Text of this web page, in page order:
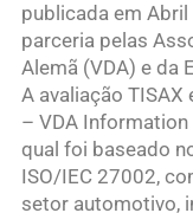
publicada em
parceria pelas
Alemã (VDA) e da
A avaliação
– VDA Information
qual foi baseado
ISO/IEC 27002,
setor automotivo,